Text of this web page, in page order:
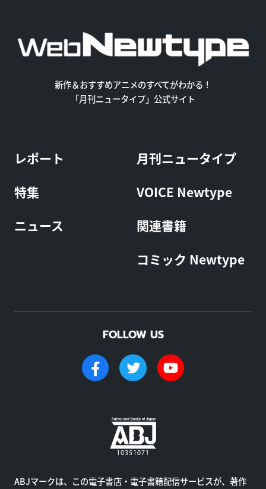
新作＆おすすめアニメのすべてがわかる！
「月刊ニュータイプ」公式サイト
レポート
特集
ニュース
月刊ニュータイプ
VOICE Newtype
関連書籍
コミック Newtype
FOLLOW US
ABJマークは、この電子書店・電子書籍配信サービスが、著作